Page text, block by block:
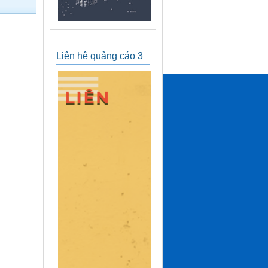
Liên hệ quảng cáo 3